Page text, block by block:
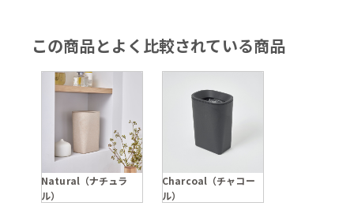
この商品とよく比較されている商品
Natural（ナチュラ
ル）
Charcoal（チャコー
ル）